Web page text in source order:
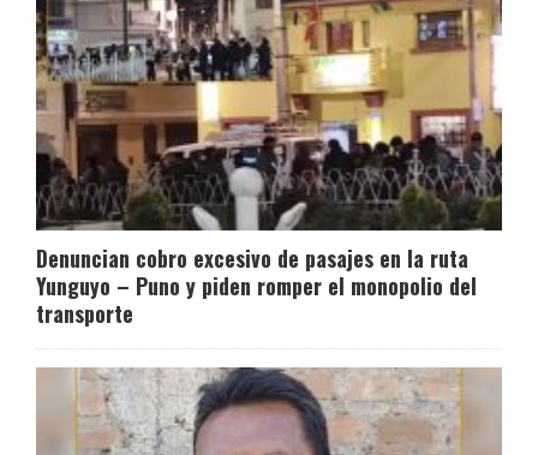
Denuncian cobro excesivo de pasajes en la ruta
Yunguyo – Puno y piden romper el monopolio del
transporte